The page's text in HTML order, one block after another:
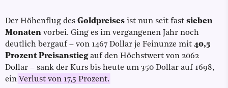
Der Höhenflug des Goldpreises ist nun seit fast sieben
Monaten vorbei. Ging es im vergangenen Jahr noch
deutlich bergauf – von 1467 Dollar je Feinunze mit 40,5
Prozent Preisanstiegauf den Höchstwert von 2062
Dollar – sank der Kurs bis heute um 350 Dollar auf 1698,
ein Verlust von 17,5 Prozent.